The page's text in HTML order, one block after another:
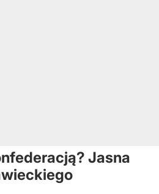
Jasna